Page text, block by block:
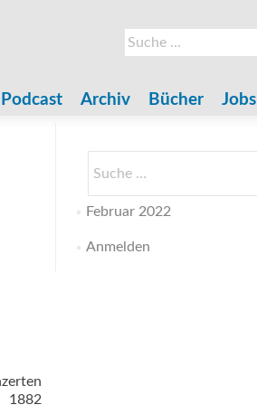
Suche
nach:
Podcast Archiv Bücher Jobs
1882
nach:
Februar 2022
Anmelden